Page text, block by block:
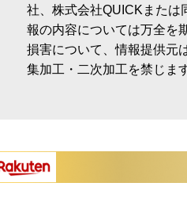
社、株式会社QUICKまたは
報の内容については万全を
損害について、情報提供元
集加工・二次加工を禁じま